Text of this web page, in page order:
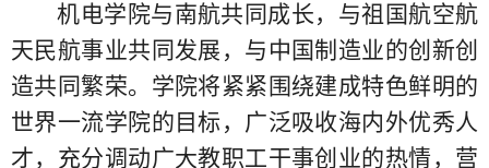
机电学院与南航共同成长，与祖国航空航
天民航事业共同发展，与中国制造业的创新创
造共同繁荣。学院将紧紧围绕建成特色鲜明的
世界一流学院的目标，广泛吸收海内外优秀人
才，充分调动广大教职工干事创业的热情，营